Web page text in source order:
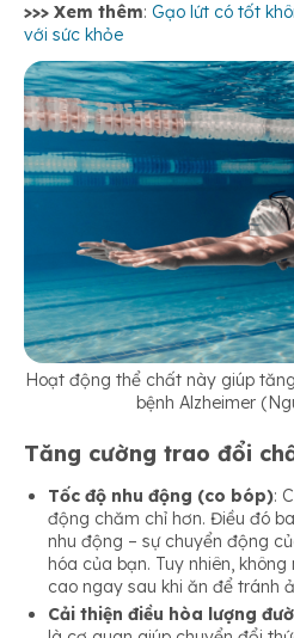
>>> Xem thêm: Gạo lứt có tốt
với sức khỏe
Hoạt động thể chất này giúp
bệnh Alzheimer
Tăng cường trao đổi
Tốc độ nhu động (co bóp):
động chăm chỉ hơn. Điều đó
nhu động – sự chuyển động
hóa của bạn. Tuy nhiên,
cao ngay sau khi ăn để tránh
Cải thiện điều hòa lượng